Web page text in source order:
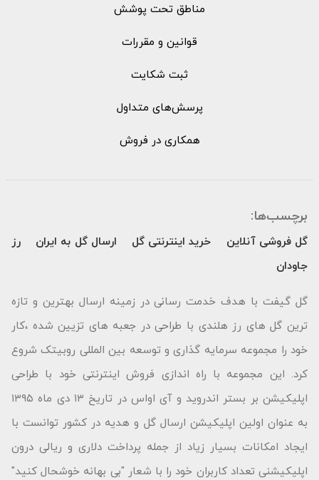
مناطق تحت پوشش
قوانین و مقررات
ثبت شکایت
پرسش‌های متداول
همکاری در فروش
برچسب‌ها:
گل فروشی آنلاین خرید اینترنتی گل ارسال گل به ایران
رز
جاودان
گل گیفت با هدف خدمت رسانی در زمینه ارسال بهترین و تازه
ترین گل های رز هلندی با طراحی در جعبه های تزیین شده ،کار
خود را مجموعه سرمایه گذاری و توسعه بین المللی روبیتک شروع
کرد. این مجموعه با راه اندازی فروش اینترنتی خود با طراحی
اپلیکیشن بر بستر اندروید و آی اواس در تاریخ ۱۳ دی ماه ۱۳۹۵
به عنوان اولین اپلیکیشن ارسال گل و هدیه در کشور توانست با
ایجاد امکانات بسیار زیاد از جمله پرداخت دلاری و ریالی درون
اپلیکیشنی تعداد کاربران خود را با شعار "بى بهانه خوشحال كنید"